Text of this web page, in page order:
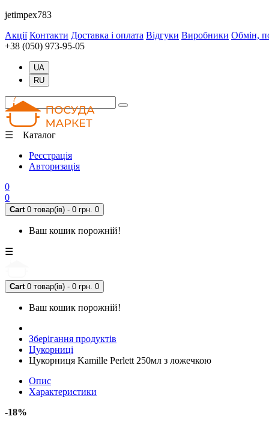
jetimpex783
Акції Контакти Доставка і оплата Відгуки Виробники Обмін,
+38 (050) 973-95-05
UA
RU
☰ Каталог
Реєстрація
Авторизація
0
0
Cart 0 товар(ів) - 0 грн. 0
Ваш кошик порожній!
☰
Cart 0 товар(ів) - 0 грн. 0
Ваш кошик порожній!
Зберігання продуктів
Цукорниці
Цукорниця Kamille Perlett 250мл з ложечкою
Опис
Характеристики
-18%